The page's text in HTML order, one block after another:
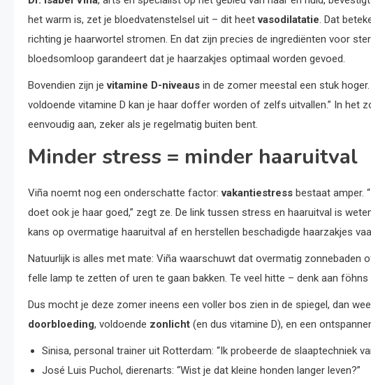
het warm is, zet je bloedvatenstelsel uit – dit heetvasodilatatie. Dat
richting je haarwortel stromen. En dat zijn precies de ingrediënten voor
bloedsomloop garandeert dat je haarzakjes optimaal worden gevoed.
Bovendien zijn jevitamine D-niveaus in de zomer meestal een stuk
voldoende vitamine D kan je haar doffer worden of zelfs uitvallen.” In het
eenvoudig aan, zeker als je regelmatig buiten bent.
Minder stress = minder haaruitval
Viña noemt nog een onderschatte factor:vakantiestress bestaat amper.
doet ook je haar goed,” zegt ze. De link tussen stress en haaruitval is
kans op overmatige haaruitval af en herstellen beschadigde haarzakjes
Natuurlijk is alles met mate: Viña waarschuwt dat overmatig zonnebaden
felle lamp te zetten of uren te gaan bakken. Te veel hitte – denk aan
Dus mocht je deze zomer ineens een voller bos zien in de spiegel, dan
doorbloeding, voldoende zonlicht (en dus vitamine D), en een
Sinisa, personal trainer uit Rotterdam: “Ik probeerde de slaaptechniek
José Luis Puchol, dierenarts: “Wist je dat kleine honden langer leven?”